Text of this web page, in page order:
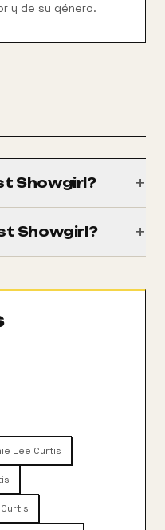
y de su género.
Showgirl? +
Showgirl? +
continuación. Como
a un segundo plano
Lee Curtis